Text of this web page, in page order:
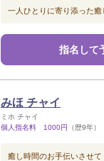
一人ひとりに寄り添った
指名して
みほ チャイ
ミホ チャイ
個人指名料 1000円 （歴9年）
癒し時間のお手伝いさせて